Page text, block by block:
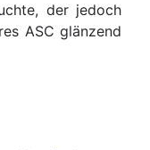
der jedoch
ASC glänzend